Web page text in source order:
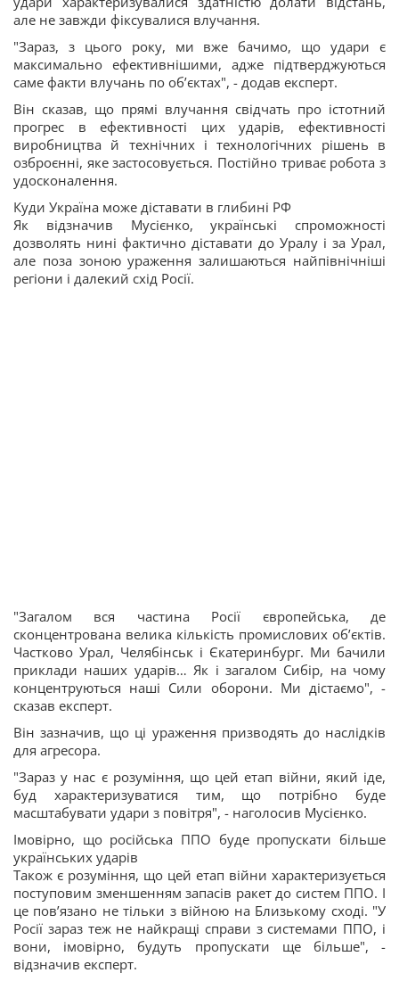
але не завжди фіксувалися влучання.
"Зараз, з цього року, ми вже бачимо, що удари є
максимально ефективнішими, адже підтверджуються
саме факти влучань по об’єктах", - додав експерт.
Він сказав, що прямі влучання свідчать про істотний
прогрес в ефективності цих ударів, ефективності
виробництва й технічних і технологічних рішень в
озброєнні, яке застосовується. Постійно триває робота з
удосконалення.
Куди Україна може діставати в глибині РФ
Як відзначив Мусієнко, українські спроможності
дозволять нині фактично діставати до Уралу і за Урал,
але поза зоною ураження залишаються найпівнічніші
регіони і далекий схід Росії.
"Загалом вся частина Росії європейська, де
сконцентрована велика кількість промислових об’єктів.
Частково Урал, Челябінськ і Єкатеринбург. Ми бачили
приклади наших ударів… Як і загалом Сибір, на чому
концентруються наші Сили оборони. Ми дістаємо", -
сказав експерт.
Він зазначив, що ці ураження призводять до наслідків
для агресора.
"Зараз у нас є розуміння, що цей етап війни, який іде,
буд характеризуватися тим, що потрібно буде
масштабувати удари з повітря", - наголосив Мусієнко.
Імовірно, що російська ППО буде пропускати більше
українських ударів
Також є розуміння, що цей етап війни характеризується
поступовим зменшенням запасів ракет до систем ППО. І
це пов’язано не тільки з війною на Близькому сході. "У
Росії зараз теж не найкращі справи з системами ППО, і
вони, імовірно, будуть пропускати ще більше", -
відзначив експерт.